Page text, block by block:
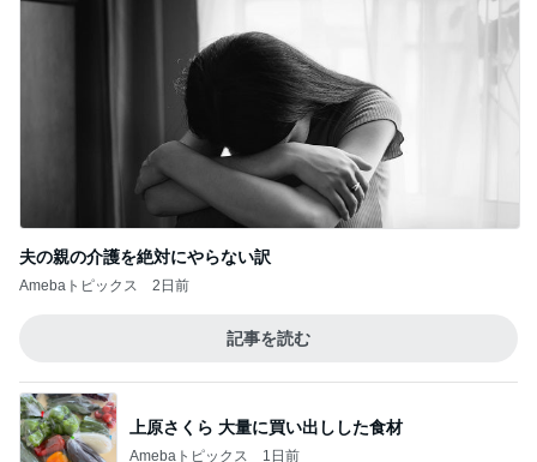
夫の親の介護を絶対にやらない訳
Amebaトピックス 2日前
記事を読む
上原さくら 大量に買い出しした食材
Amebaトピックス 1日前